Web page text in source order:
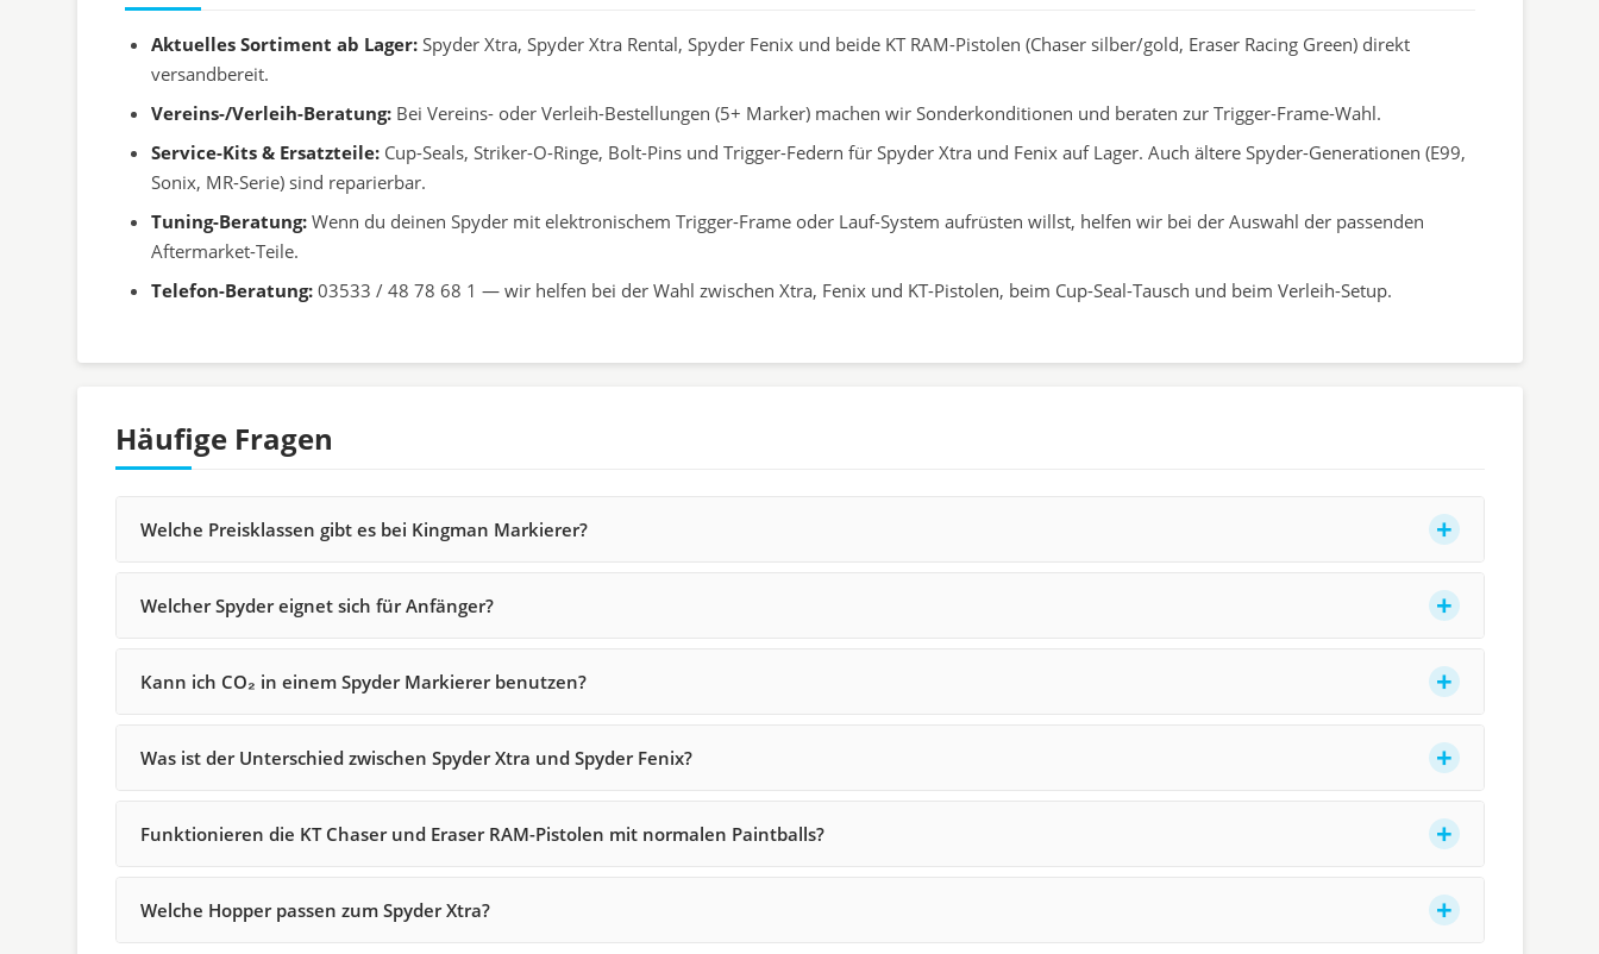
Aktuelles Sortiment ab Lager:Spyder Xtra, Spyder Xtra Rental, Spyder Fenix und beide KT RAM-Pistolen (Chaser silber/gold, Eraser Racing Green) direkt
versandbereit.
Vereins-/Verleih-Beratung:Bei Vereins- oder Verleih-Bestellungen (5+ Marker) machen wir Sonderkonditionen und beraten zur Trigger-Frame-Wahl.
Service-Kits & Ersatzteile:Cup-Seals, Striker-O-Ringe, Bolt-Pins und Trigger-Federn für Spyder Xtra und Fenix auf Lager. Auch ältere Spyder-Generationen (E99,
Sonix, MR-Serie) sind reparierbar.
Tuning-Beratung:Wenn du deinen Spyder mit elektronischem Trigger-Frame oder Lauf-System aufrüsten willst, helfen wir bei der Auswahl der passenden
Aftermarket-Teile.
Telefon-Beratung:03533 / 48 78 68 1 — wir helfen bei der Wahl zwischen Xtra, Fenix und KT-Pistolen, beim Cup-Seal-Tausch und beim Verleih-Setup.
Häufige Fragen
Welche Preisklassen gibt es bei Kingman Markierer?
Welcher Spyder eignet sich für Anfänger?
Kann ich CO₂ in einem Spyder Markierer benutzen?
Was ist der Unterschied zwischen Spyder Xtra und Spyder Fenix?
Funktionieren die KT Chaser und Eraser RAM-Pistolen mit normalen Paintballs?
Welche Hopper passen zum Spyder Xtra?